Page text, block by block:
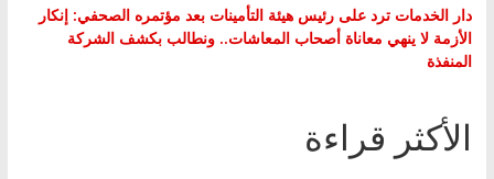
دار الخدمات ترد على رئيس هيئة التأمينات بعد مؤتمره الصحفي: إنكار
الأزمة لا ينهي معاناة أصحاب المعاشات.. ونطالب بكشف الشركة
المنفذة
الأكثر قراءة